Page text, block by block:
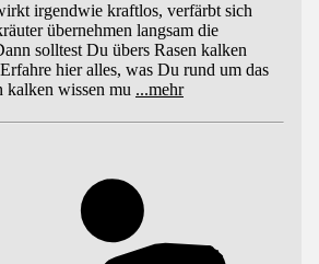
irgendwie kraftlos, verfärbt sich
übernehmen langsam die
solltest Du übers Rasen kalken
hier alles, was Du rund um das
kalken wissen mu ...mehr